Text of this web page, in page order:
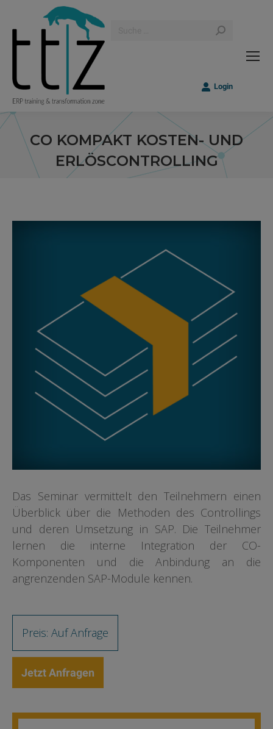
Login
CO KOMPAKT KOSTEN- UND
ERLÖSCONTROLLING
Sie befinden sich hier:
Das Seminar vermittelt den Teilnehmern einen
Überblick über die Methoden des Controllings
und deren Umsetzung in SAP. Die Teilnehmer
lernen die interne Integration der CO-
Komponenten und die Anbindung an die
angrenzenden SAP-Module kennen.
Preis: Auf Anfrage
Jetzt Anfragen